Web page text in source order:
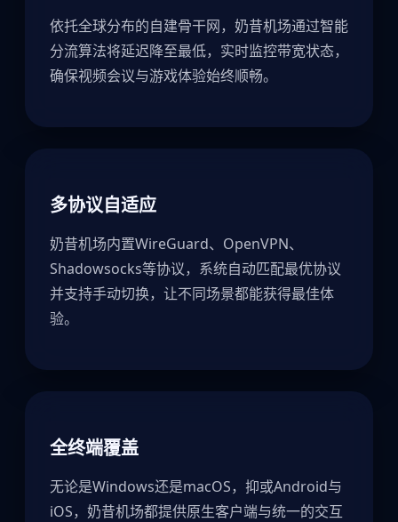
依托全球分布的自建骨干网，奶昔机场通过智能
分流算法将延迟降至最低，实时监控带宽状态，
确保视频会议与游戏体验始终顺畅。
多协议自适应
奶昔机场内置WireGuard、OpenVPN、
Shadowsocks等协议，系统自动匹配最优协议
并支持手动切换，让不同场景都能获得最佳体
验。
全终端覆盖
无论是Windows还是macOS，抑或Android与
iOS，奶昔机场都提供原生客户端与统一的交互